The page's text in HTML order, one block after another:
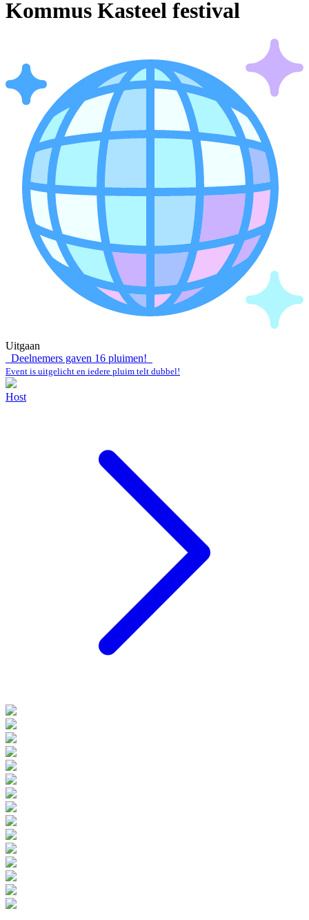
Kommus Kasteel festival
Uitgaan
Deelnemers gaven 16 pluimen!
Event is uitgelicht en iedere pluim telt dubbel!
Host